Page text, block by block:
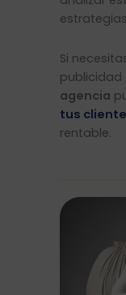
Si
publicidad
agencia
tus
rentable.